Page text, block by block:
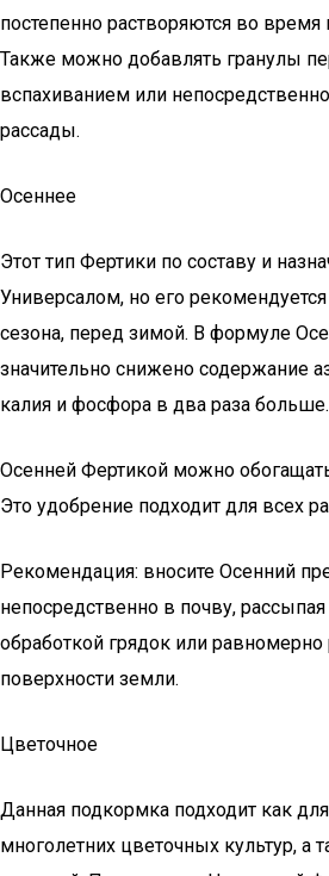
постепенно растворяются во
Также можно добавлять гранулы
вспахиванием или
рассады.
Осеннее
Этот тип Фертики по составу и
Универсалом, но его
сезона, перед зимой. В формуле
значительно снижено содержание
калия и фосфора в два раза больше.
Осенней Фертикой можно
Это удобрение подходит для всех
Рекомендация: вносите Осенний
непосредственно в почву,
обработкой грядок или равномерно
поверхности земли.
Цветочное
Данная подкормка подходит как
многолетних цветочных культур, а